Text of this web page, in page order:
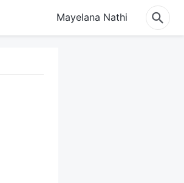
Mayelana Nathi